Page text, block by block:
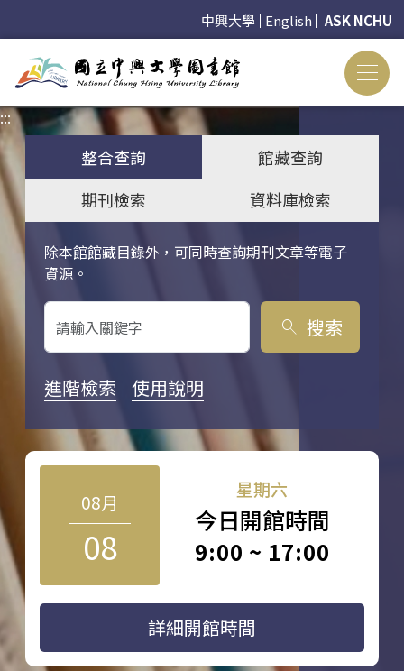
中興大學 English ASK NCHU
:::
整合查詢
館藏查詢
期刊檢索
資料庫檢索
除本館館藏目錄外，可同時查詢期刊文章等電子
資源。
關鍵字搜尋
search 搜索
進階檢索 使用說明
08月
08
星期六
今日開館時間
9:00 ~ 17:00
詳細開館時間